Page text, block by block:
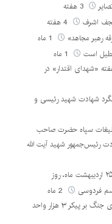
3 هفته
اشرف
رهبر مجاهد»
«شهدای اقتدار» در
شهادت شهید رئیسی و
سپاه حضرت صاحب
رئیس‌جمهور شهید آیت الله
پیام آیت الله سیّدمجتبی خامنه‌ای به مناسبت ۲۵ اردیبهشت ماه، روز
فردوسی
از سنگر دفاع تا میدان سازندگی؛ ترمیم زخم‌های جنگ بر پیکر ۳ هزار واحد